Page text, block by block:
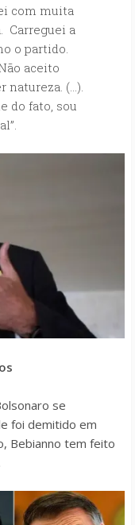
com muita
Carreguei a
o partido.
aceito
natureza. (…).
do fato, sou
se
foi demitido em
Bebianno tem feito